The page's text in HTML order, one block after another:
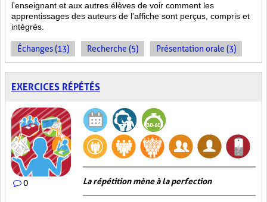
l’enseignant et aux autres élèves de voir comment les
apprentissages des auteurs de l’affiche sont perçus, compris et
intégrés.
Échanges (13) Recherche (5) Présentation orale (3)
EXERCICES RÉPÉTÉS
0 La répétition mène à la perfection